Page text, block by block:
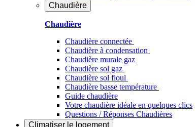
Chaudière
Chaudière
Chaudière connectée
Chaudière à condensation
Chaudière murale gaz
Chaudière sol gaz
Chaudière sol fioul
Chaudière basse température
Guide chaudière
Votre chaudière idéale en quelques clics
Questions / Réponses Chaudières
Climatiser le logement